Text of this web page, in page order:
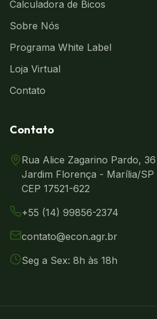
Calculadora de Bicos
Sobre Nós
Programa White Label
Loja Virtual
Contato
Contato
Rua Alice Zagarino Pardo, 36
Jardim Florença - Marília/SP
CEP 17521-622
+55 (14) 99856-2374
contato@econ.agr.br
Seg a Sex: 8h às 18h